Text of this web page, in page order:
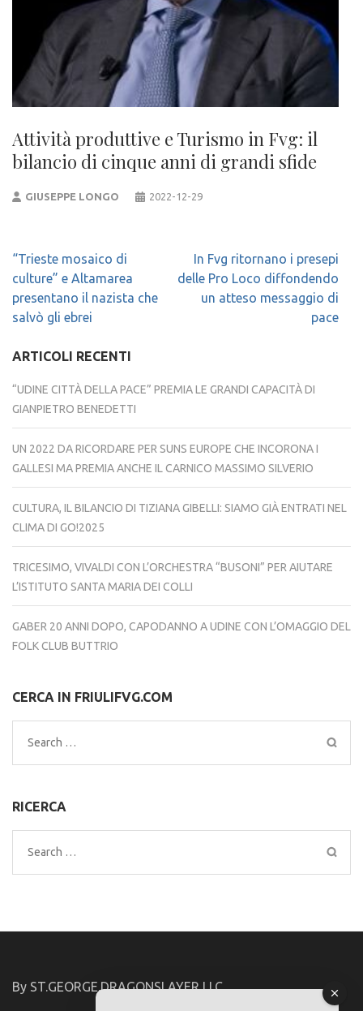
Attività produttive e Turismo in Fvg: il
bilancio di cinque anni di grandi sfide
GIUSEPPE LONGO 2022-12-29
Navigazione
articoli
“Trieste mosaico di
culture” e Altamarea
presentano il nazista che
salvò gli ebrei
In Fvg ritornano i presepi
delle Pro Loco diffondendo
un atteso messaggio di
pace
ARTICOLI RECENTI
“UDINE CITTÀ DELLA PACE” PREMIA LE GRANDI CAPACITÀ DI
GIANPIETRO BENEDETTI
UN 2022 DA RICORDARE PER SUNS EUROPE CHE INCORONA I
GALLESI MA PREMIA ANCHE IL CARNICO MASSIMO SILVERIO
CULTURA, IL BILANCIO DI TIZIANA GIBELLI: SIAMO GIÀ ENTRATI NEL
CLIMA DI GO!2025
TRICESIMO, VIVALDI CON L’ORCHESTRA “BUSONI” PER AIUTARE
L’ISTITUTO SANTA MARIA DEI COLLI
GABER 20 ANNI DOPO, CAPODANNO A UDINE CON L’OMAGGIO DEL
FOLK CLUB BUTTRIO
CERCA IN FRIULIFVG.COM
Search
for:
RICERCA
Search
for:
By ST.GEORGE.DRAGONSLAYER LLC